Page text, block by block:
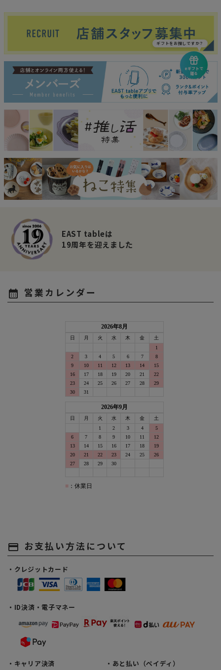
EAST tableは
19周年を迎えました
calendar_month 営業カレンダー
payment お支払い方法について
・クレジットカード
・ID決済・電子マネー
・キャリア決済 ・あと払い（ペイディ）
eギフトで
贈る
ギフトをお探しですか？